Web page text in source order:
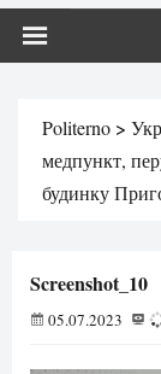
Politerno >
медпункт,
будинку
Screenshot_10
05.07.2023